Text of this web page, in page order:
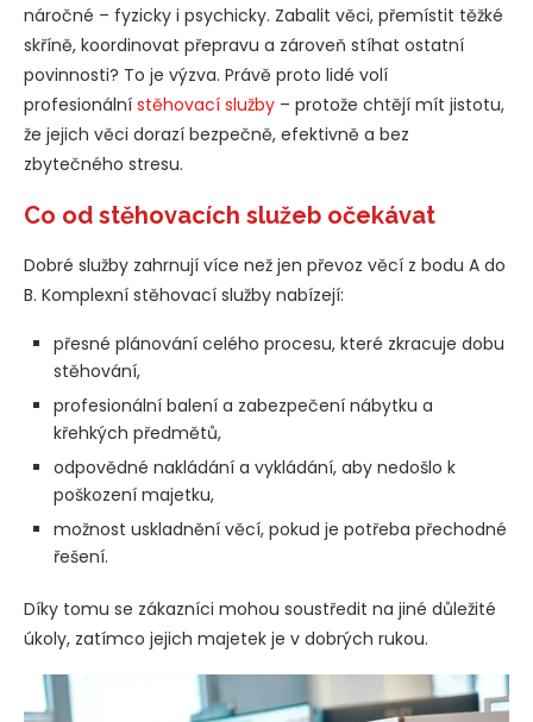
náročné – fyzicky i psychicky. Zabalit věci, přemístit těžké
skříně, koordinovat přepravu a zároveň stíhat ostatní
povinnosti? To je výzva. Právě proto lidé volí
profesionální stěhovací služby – protože chtějí mít jistotu,
že jejich věci dorazí bezpečně, efektivně a bez
zbytečného stresu.
Co od stěhovacích služeb očekávat
Dobré služby zahrnují více než jen převoz věcí z bodu A do
B. Komplexní stěhovací služby nabízejí:
přesné plánování celého procesu, které zkracuje dobu
stěhování,
profesionální balení a zabezpečení nábytku a
křehkých předmětů,
odpovědné nakládání a vykládání, aby nedošlo k
poškození majetku,
možnost uskladnění věcí, pokud je potřeba přechodné
řešení.
Díky tomu se zákazníci mohou soustředit na jiné důležité
úkoly, zatímco jejich majetek je v dobrých rukou.